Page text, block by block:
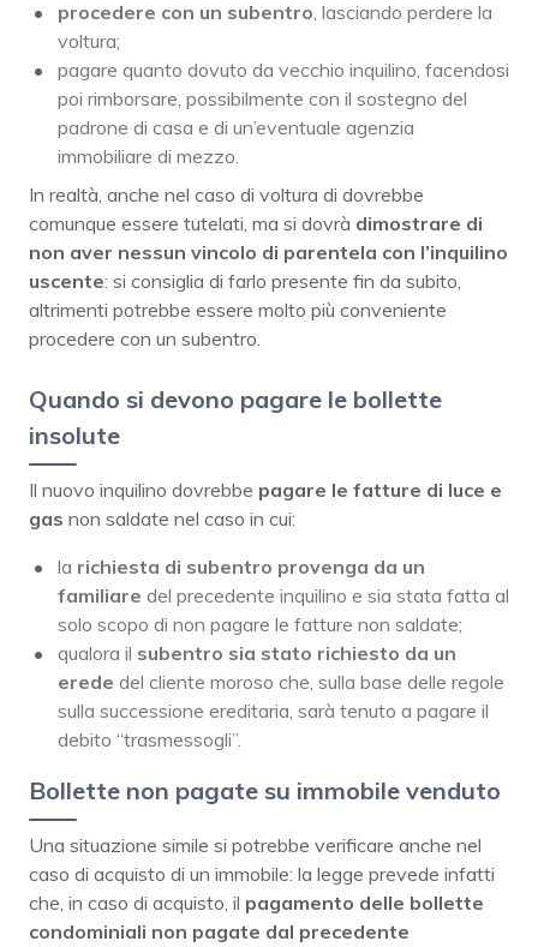
procedere con un subentro , lasciando perdere la
voltura;
pagare quanto dovuto da vecchio inquilino, facendosi
poi rimborsare, possibilmente con il sostegno del
padrone di casa e di un’eventuale agenzia
immobiliare di mezzo.
In realtà, anche nel caso di voltura di dovrebbe
comunque essere tutelati, ma si dovrà dimostrare di
non aver nessun vincolo di parentela con l’inquilino
uscente: si consiglia di farlo presente fin da subito,
altrimenti potrebbe essere molto più conveniente
procedere con un subentro.
Quando si devono pagare le bollette
insolute
Il nuovo inquilino dovrebbe pagare le fatture di luce e
gas non saldate nel caso in cui:
la richiesta di subentro provenga da un
familiare del precedente inquilino e sia stata fatta al
solo scopo di non pagare le fatture non saldate;
qualora il subentro sia stato richiesto da un
erede del cliente moroso che, sulla base delle regole
sulla successione ereditaria, sarà tenuto a pagare il
debito “trasmessogli”.
Bollette non pagate su immobile venduto
Una situazione simile si potrebbe verificare anche nel
caso di acquisto di un immobile: la legge prevede infatti
che, in caso di acquisto, il pagamento delle bollette
condominiali non pagate dal precedente